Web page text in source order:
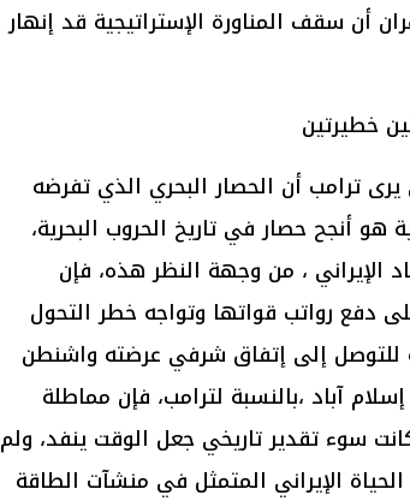
سقف المناورة الإستراتيجية قد إنهار
خطيرتين
ترامب أن الحصار البحري الذي تفرضه
هو أنجح حصار في تاريخ الحروب البحرية،
الإيراني ، من وجهة النظر هذه، فإن
دفع رواتب قواتها وتواجه خطر التحول
للتوصل إلى إتفاق شرفي عرضته واشنطن
آباد ،بالنسبة لترامب، فإن مماطلة
سوء تقدير تاريخي جعل الوقت ينفد، ولم
الإيراني المتمثل في منشآت الطاقة